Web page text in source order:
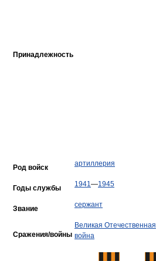
Принадлежность
Род войск артиллерия
Годы службы 1941—1945
Звание сержант
Сражения/войны
Великая Отечественная
война